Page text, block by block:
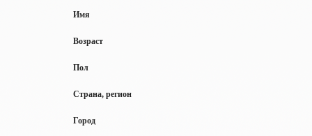
Имя
Возраст
Пол
Страна, регион
Город